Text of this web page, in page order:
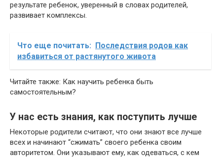
результате ребенок, уверенный в словах родителей,
развивает комплексы.
Что еще почитать: Последствия родов как
избавиться от растянутого живота
Читайте также: Как научить ребенка быть
самостоятельным?
У нас есть знания, как поступить лучше
Некоторые родители считают, что они знают все лучше
всех и начинают “сжимать” своего ребенка своим
авторитетом. Они указывают ему, как одеваться, с кем